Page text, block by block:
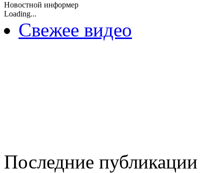
Новостной информер
Loading...
Свежее видео
Последние публикации